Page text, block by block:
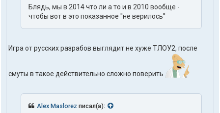
Блядь, мы в 2014 что ли а то и в 2010 вообще -
чтобы вот в это показанное ''не верилось''
Игра от русских разрабов выглядит не хуже ТЛОУ2, после
смуты в такое действительно сложно поверить
Alex Maslorez писал(а):